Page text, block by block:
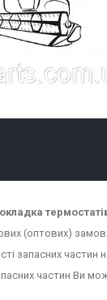
(оптових)
запасних частин
частин Ви